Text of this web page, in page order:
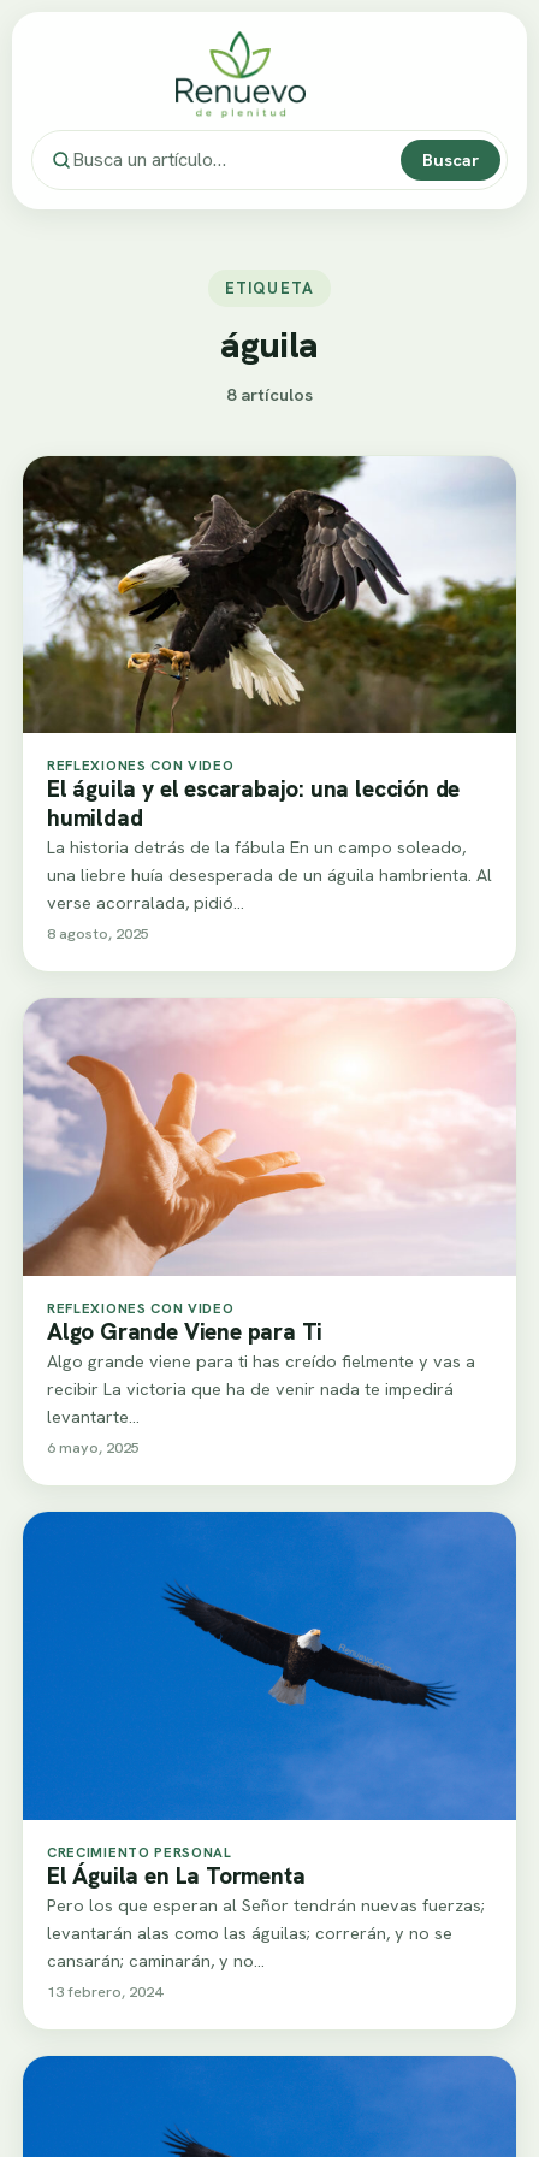
Buscar
ETIQUETA
águila
8 artículos
REFLEXIONES CON VIDEO
El águila y el escarabajo: una lección de
humildad
La historia detrás de la fábula En un campo soleado,
una liebre huía desesperada de un águila hambrienta. Al
verse acorralada, pidió…
8 agosto, 2025
REFLEXIONES CON VIDEO
Algo Grande Viene para Ti
Algo grande viene para ti has creído fielmente y vas a
recibir La victoria que ha de venir nada te impedirá
levantarte…
6 mayo, 2025
CRECIMIENTO PERSONAL
El Águila en La Tormenta
Pero los que esperan al Señor tendrán nuevas fuerzas;
levantarán alas como las águilas; correrán, y no se
cansarán; caminarán, y no…
13 febrero, 2024